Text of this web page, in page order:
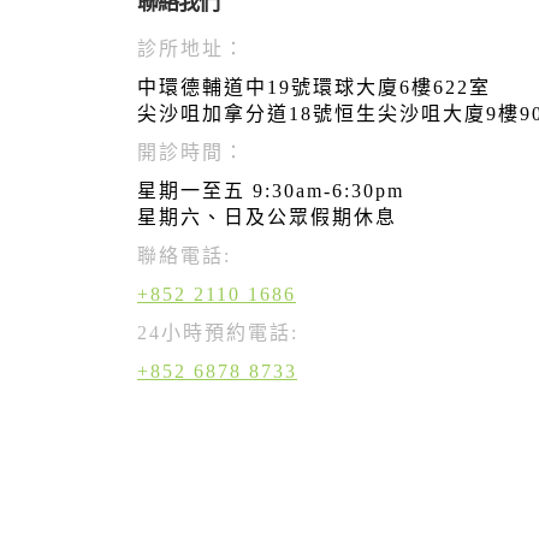
診所地址：
中環德輔道中19號環球大廈6樓622室
尖沙咀加拿分道18號恒生尖沙咀大廈9樓
開診時間：
星期一至五 9:30am-6:30pm
星期六、日及公眾假期休息
聯絡電話:
+852 2110 1686
24小時預約電話:
+852 6878 8733